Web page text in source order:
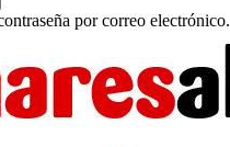
por correo electrónico.